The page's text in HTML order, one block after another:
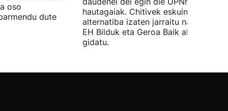
oso
dute
hautagaiak. Chitivek eskuinaren
alternatiba izaten jarraitu nahi du eta
EH Bilduk eta Geroa Baik aldaketa
gidatu.